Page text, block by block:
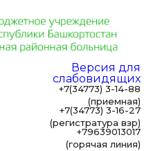
Версия для
слабовидящих
+7(34773) 3-14-88
(приемная)
+7(34773) 3-16-27
(регистратура взр)
+79639013017
(горячая линия)